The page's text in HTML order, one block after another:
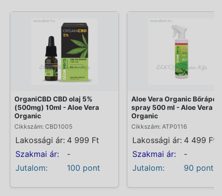
OrganiCBD CBD olaj 5%
(500mg) 10ml - Aloe Vera
Organic
Cikkszám: CBD1005
Lakossági ár: 4 999 Ft
Szakmai ár:
-
Jutalom:
100 pont
Aloe Vera Organic Bőrápoló
spray 500 ml - Aloe Vera
Organic
Cikkszám: ATP0116
Lakossági ár: 4 499 Ft
Szakmai ár:
-
Jutalom:
90 pont